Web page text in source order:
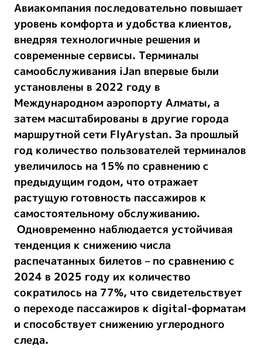
Авиакомпания последовательно повышает
уровень комфорта и удобства клиентов,
внедряя технологичные решения и
современные сервисы. Терминалы
самообслуживания iJan впервые были
установлены в 2022 году в
Международном аэропорту Алматы, а
затем масштабированы в другие города
маршрутной сети FlyArystan. За прошлый
год количество пользователей терминалов
увеличилось на 15% по сравнению с
предыдущим годом, что отражает
растущую готовность пассажиров к
самостоятельному обслуживанию.
Одновременно наблюдается устойчивая
тенденция к снижению числа
распечатанных билетов – по сравнению с
2024 в 2025 году их количество
сократилось на 77%, что свидетельствует
о переходе пассажиров к digital-форматам
и способствует снижению углеродного
следа.